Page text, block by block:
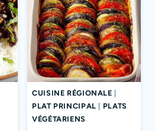
CUISINE RÉGIONALE
PLAT PRINCIPAL
PLATS
VÉGÉTARIENS